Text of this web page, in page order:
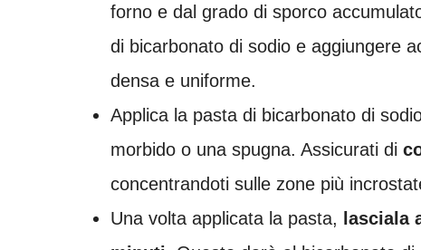
forno e dal grado di sporco
di bicarbonato di sodio e aggiungere
densa e uniforme.
Applica la pasta di bicarbonato di
morbido o una spugna. Assicurati di
concentrandoti sulle zone più
Una volta applicata la pasta,
lasciala